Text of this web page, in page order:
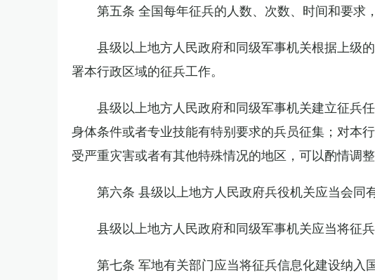
第五条 全国每年征兵的人数、次数、时间和要求
县级以上地方人民政府和同级军事机关根据上级
署本行政区域的征兵工作。
县级以上地方人民政府和同级军事机关建立征兵
身体条件或者专业技能有特别要求的兵员征集；对本
受严重灾害或者有其他特殊情况的地区，可以酌情调整
第六条 县级以上地方人民政府兵役机关应当会同
县级以上地方人民政府和同级军事机关应当将征
第七条 军地有关部门应当将征兵信息化建设纳